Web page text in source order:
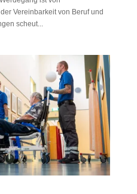
Vereinbarkeit von Beruf und
scheut...